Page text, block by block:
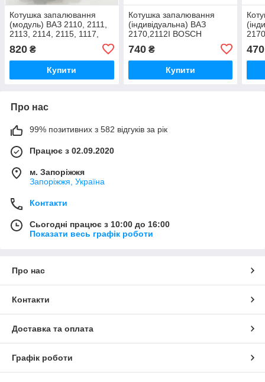
Котушка запалювання
(модуль) ВАЗ 2110, 2111,
2113, 2114, 2115, 1117,
Німеччина
820 ₴
Купити
Котушка запалювання
(індивідуальна) ВАЗ
2170,2112I BOSCH
740₴
Купити
470
Про нас
99% позитивних з 582 відгуків за рік
Працює з 02.09.2020
м. Запоріжжя
Запоріжжя, Україна
Контакти
Сьогодні працює з 10:00 до 16:00
Показати весь графік роботи
Про нас
Контакти
Доставка та оплата
Графік роботи